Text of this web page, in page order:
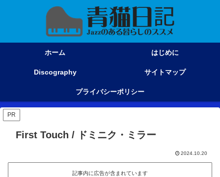
ホーム はじめに
Discography サイトマップ
プライバシーポリシー
PR
First Touch / ドミニク・ミラー
2024.10.20
記事内に広告が含まれています